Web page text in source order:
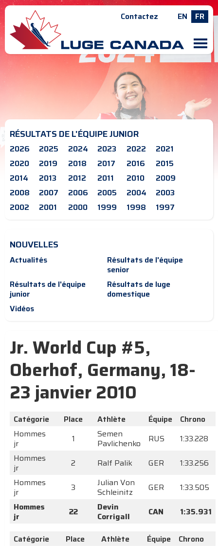
Contactez EN FR
M
RÉSULTATS DE L'ÉQUIPE JUNIOR
2026 2025 2024 2023 2022
2021
2020
2019 2018 2017 2016
2015
2014
2013 2012 2011 2010
2009
2008
2007 2006 2005 2004
2003
2002
2001 2000 1999 1998 1997
NOUVELLES
Actualités
Résultats de l'équipe
senior
Résultats de l'équipe
junior
Résultats de luge
domestique
Vidéos
Jr. World Cup #5,
Oberhof, Germany, 18-
23 janvier 2010
Catégorie Place Athlète Équipe
Chrono
Hommes
jr
1
Semen
Pavlichenko
RUS
1:33.228
Hommes
jr
2 Ralf Palik GER
1:33.256
Hommes
jr
3
Julian Von
Schleinitz
GER
1:33.505
Hommes
jr
22
Devin
Corrigall
CAN 1:35.931
Catégorie Place Athlète Équipe
Chrono